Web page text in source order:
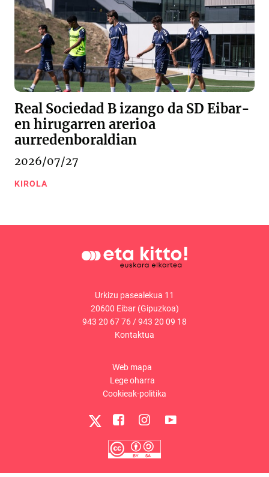
Real Sociedad B izango da SD Eibar-
en hirugarren arerioa
aurredenboraldian
2026/07/27
KIROLA
Urkizu pasealekua 11
20600 Eibar (Gipuzkoa)
943 20 67 76/943 20 09 18
Kontaktua
Web mapa
Lege oharra
Cookieak-politika